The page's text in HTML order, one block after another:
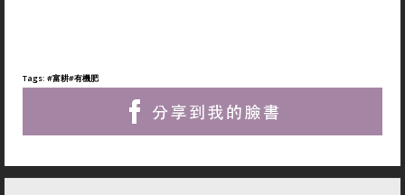
Tags: #富耕#有機肥